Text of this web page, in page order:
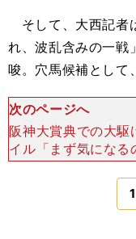
そして、大西記者
れ、波乱含みの一戦
唆。穴馬候補として
次のページへ
阪神大賞典での大駆
イル「まず気になる
８歳）です。３年前
年も５着と健闘し
1